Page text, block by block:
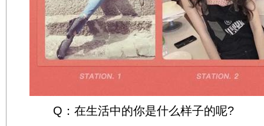
Q：在生活中的你是什么样子的呢?